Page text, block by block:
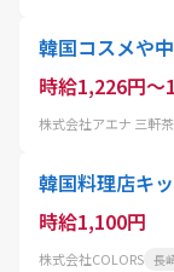
韓国コスメや
時給1,226円～
株式会社アエナ 三軒
韓国料理店キ
時給1,100円
株式会社COLORS 長